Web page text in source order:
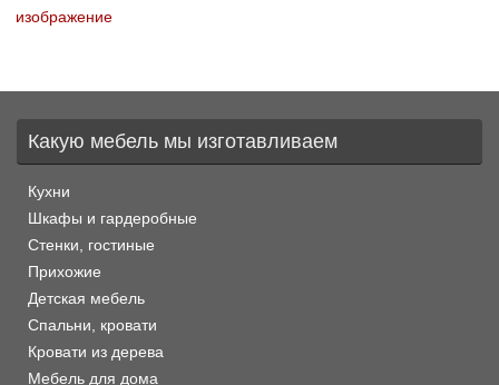
изображение
Какую мебель мы изготавливаем
Кухни
Шкафы и гардеробные
Стенки, гостиные
Прихожие
Детская мебель
Спальни, кровати
Кровати из дерева
Мебель для дома